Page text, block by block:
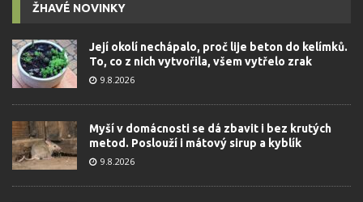
ŽHAVÉ NOVINKY
Její okolí nechápalo, proč lije beton do kelímků.
To, co z nich vytvořila, všem vytřelo zrak
9.8.2026
Myší v domácnosti se dá zbavit i bez krutých
metod. Poslouží i mátový sirup a kyblík
9.8.2026